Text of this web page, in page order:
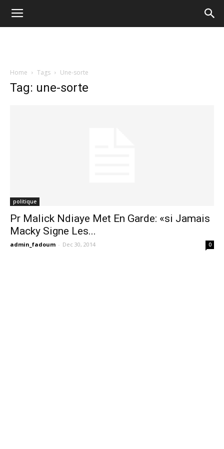
Home Tags Une-sorte
Tag: une-sorte
politique
Pr Malick Ndiaye Met En Garde: «si Jamais
Macky Signe Les...
admin_fadoum - Dec 30, 2014 0